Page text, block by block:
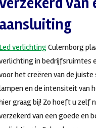
verlichtingCulemborg
in bedrijfsruimtes
het creëren van de
en de intensiteit van
graag bij! Zo hoeft u zelf
van een goede en